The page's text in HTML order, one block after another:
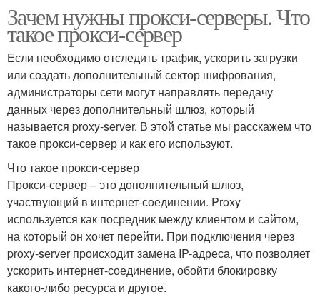
Зачем нужны прокси-серверы. Что
такое прокси-сервер
Если необходимо отследить трафик, ускорить загрузки
или создать дополнительный сектор шифрования,
администраторы сети могут направлять передачу
данных через дополнительный шлюз, который
называется proxy-server. В этой статье мы расскажем что
такое прокси-сервер и как его используют.
Что такое прокси-сервер
Прокси-сервер – это дополнительный шлюз,
участвующий в интернет-соединении. Proxy
используется как посредник между клиентом и сайтом,
на который он хочет перейти. При подключения через
proxy-server происходит замена IP-адреса, что позволяет
ускорить интернет-соединение, обойти блокировку
какого-либо ресурса и другое.